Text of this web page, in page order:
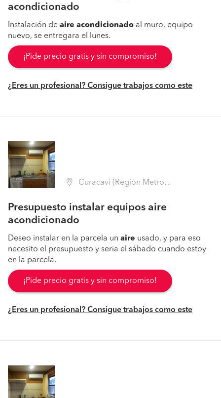
acondicionado
Instalación de aire acondicionado al muro, equipo
nuevo, se entregara el lunes.
¡Pide precio gratis y sin compromiso!
¿Eres un profesional? Consigue trabajos como este
Curacaví (Región Metropolitana - Melipilla)
Presupuesto instalar equipos aire
acondicionado
Deseo instalar en la parcela un aire usado, y para eso
necesito el presupuesto y seria el sábado cuando estoy
en la parcela.
¡Pide precio gratis y sin compromiso!
¿Eres un profesional? Consigue trabajos como este